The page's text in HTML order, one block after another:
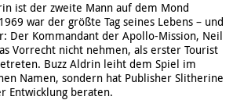
ist der zweite Mann auf dem Mond
war der größte Tag seines Lebens – und
Der Kommandant der Apollo-Mission, Neil
Vorrecht nicht nehmen, als erster Tourist
Buzz Aldrin leiht dem Spiel im
Namen, sondern hat Publisher Slitherine
Entwicklung beraten.